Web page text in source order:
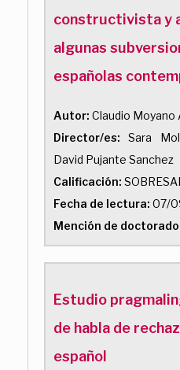
constructivista y
algunas
españolas
Autor: Claudio Moyano
Director/es: Sara
David Pujante Sanchez
Calificación:
Fecha de lectura: 07/
Mención de
Estudio
de habla de
español